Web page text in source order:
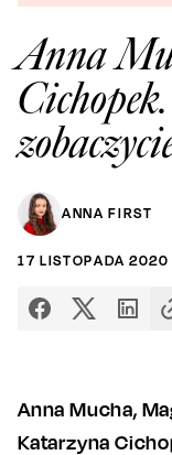
Anna
ANNA FIRST
17 LISTOPADA 2020
Anna Mucha,
Katarzyna